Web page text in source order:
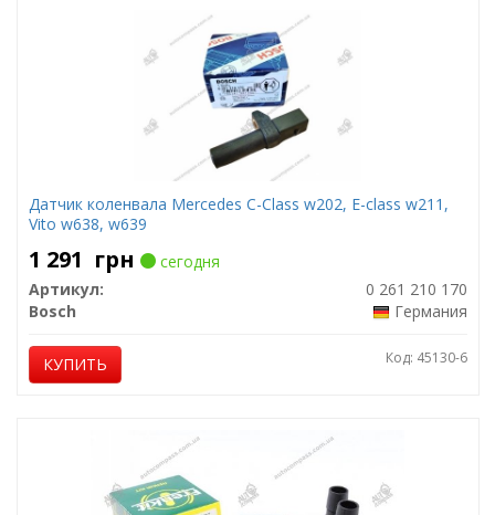
Датчик коленвала Mercedes C-Class w202, E-class w211,
Vito w638, w639
1 291 грн
сегодня
Артикул:
0 261 210 170
Bosch
Германия
КУПИТЬ Код: 45130-6